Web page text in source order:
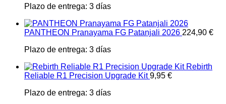
Plazo de entrega: 3 días
PANTHEON Pranayama FG Patanjali 2026 224,90 €
Plazo de entrega: 3 días
Rebirth
Reliable R1 Precision Upgrade Kit 9,95 €
Plazo de entrega: 3 días